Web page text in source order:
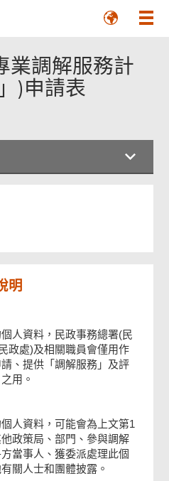
業調解服務計
)申請表
人士
明
人資料，民政事務總署(民
政處)及相關職員會僅用作
、提供「調解服務」及評
用。
人資料，可能會為上文第1
政策局、部門、參與調解
當事人、獲委派處理此個
關人士和團體披露。